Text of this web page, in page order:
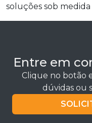
soluções sob medida
Entre em
Clique no botão
dúvidas ou